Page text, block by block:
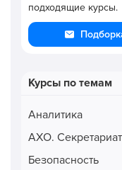
подходящие курсы.
Курсы по темам
Аналитика
АХО. Секретариат
Безопасность